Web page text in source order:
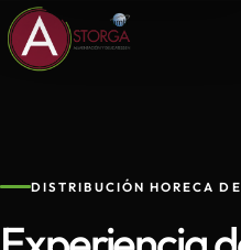
DISTRIBUCIÓN HORECA